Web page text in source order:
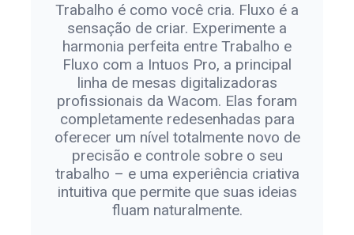
Trabalho é como você cria. Fluxo é a
sensação de criar. Experimente a
harmonia perfeita entre Trabalho e
Fluxo com a Intuos Pro, a principal
linha de mesas digitalizadoras
profissionais da Wacom. Elas foram
completamente redesenhadas para
oferecer um nível totalmente novo de
precisão e controle sobre o seu
trabalho – e uma experiência criativa
intuitiva que permite que suas ideias
fluam naturalmente.